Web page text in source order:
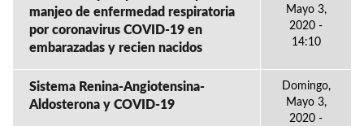
manjeo de enfermedad respiratoria
por coronavirus COVID-19 en
embarazadas y recien nacidos
Mayo 3,
2020 -
14:10
Sistema Renina-Angiotensina-
Aldosterona y COVID-19
Domingo,
Mayo 3,
2020 -